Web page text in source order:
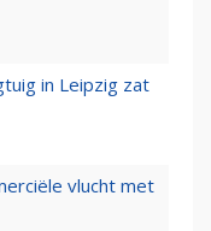
in Leipzig zat
vlucht met